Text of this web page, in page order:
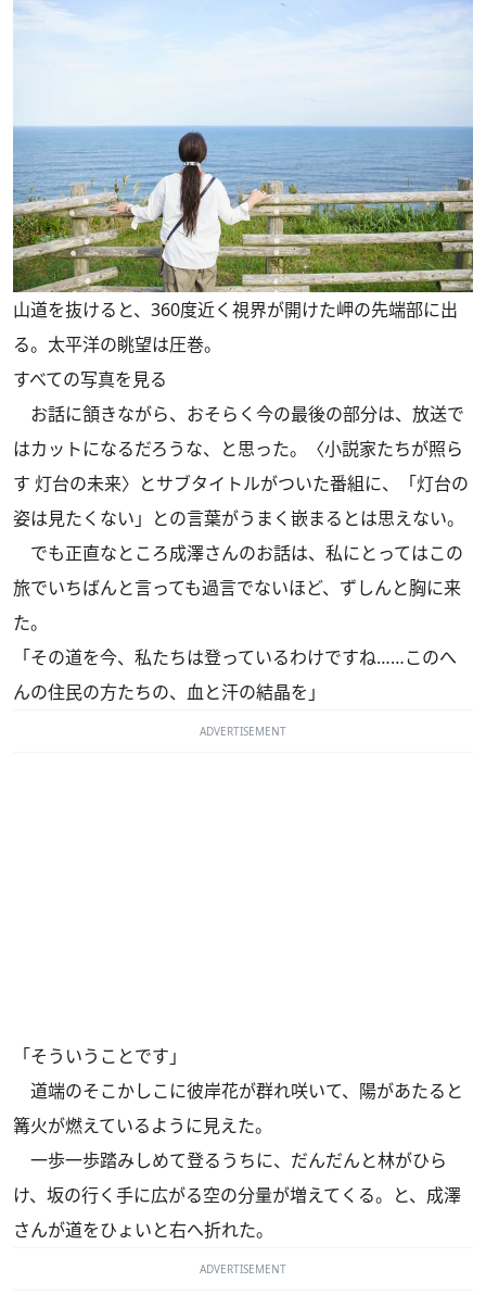
山道を抜けると、360度近く視界が開けた岬の先端部に出
る。太平洋の眺望は圧巻。
すべての写真を見る
お話に頷きながら、おそらく今の最後の部分は、放送で
はカットになるだろうな、と思った。〈小説家たちが照ら
す 灯台の未来〉とサブタイトルがついた番組に、「灯台の
姿は見たくない」との言葉がうまく嵌まるとは思えない。
でも正直なところ成澤さんのお話は、私にとってはこの
旅でいちばんと言っても過言でないほど、ずしんと胸に来
た。
「その道を今、私たちは登っているわけですね……このへ
んの住民の方たちの、血と汗の結晶を」
ADVERTISEMENT
「そういうことです」
道端のそこかしこに彼岸花が群れ咲いて、陽があたると
篝火が燃えているように見えた。
一歩一歩踏みしめて登るうちに、だんだんと林がひら
け、坂の行く手に広がる空の分量が増えてくる。と、成澤
さんが道をひょいと右へ折れた。
ADVERTISEMENT